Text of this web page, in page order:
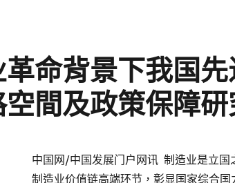
命背景下我国
間及政策保障研
中国网/中国发展门户网讯 制造业是立国
制造业价值链高端环节，彰显国家综合